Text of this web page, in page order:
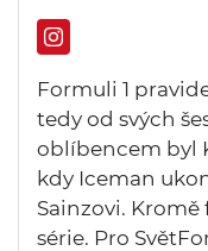
Formuli 1
tedy od svých
oblíbencem byl
kdy Iceman
Sainzovi.
série. Pro